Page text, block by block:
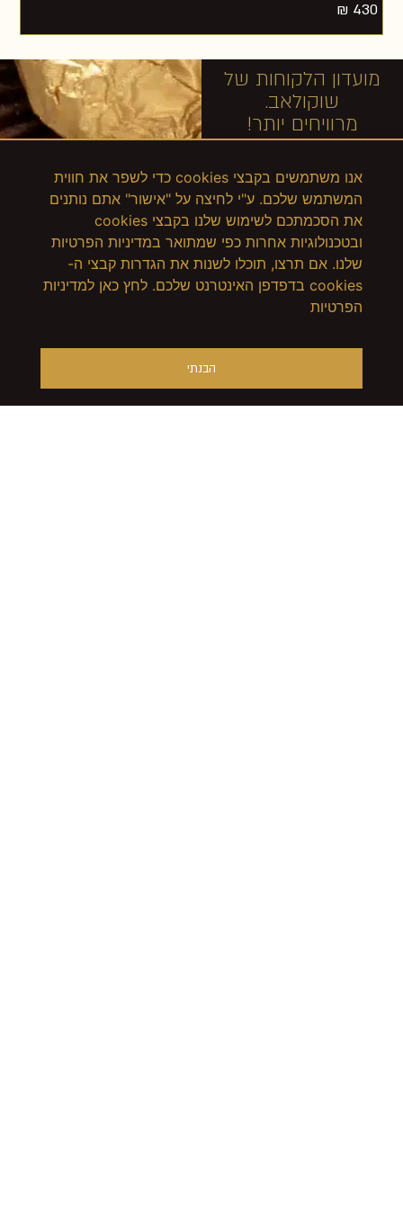
אנו משתמשים בקבצי cookies כדי לשפר את חווית
המשתמש שלכם. ע"י לחיצה על "אישור" אתם נותנים
את הסכמתכם לשימוש שלנו בקבצי cookies
ובטכנולוגיות אחרות כפי שמתואר במדיניות הפרטיות
שלנו. אם תרצו, תוכלו לשנות את הגדרות קבצי ה-
cookies בדפדפן האינטרנט שלכם. לחץ כאן למדיניות
הפרטיות
הבנתי
₪430
מועדון הלקוחות של
שוקולאב.
מרוויחים יותר!